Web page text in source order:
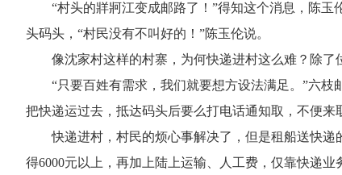
“村头的牂牁江变成邮路了！”得知这个消息，陈
头码头，“村民没有不叫好的！”陈玉伦说。
像沈家村这样的村寨，为何快递进村这么难？除了
“只要百姓有需求，我们就要想方设法满足。”六
把快递运过去，抵达码头后要么打电话通知取，不便
快递进村，村民的烦心事解决了，但是租船送快
得6000元以上，再加上陆上运输、人工费，仅靠快递业